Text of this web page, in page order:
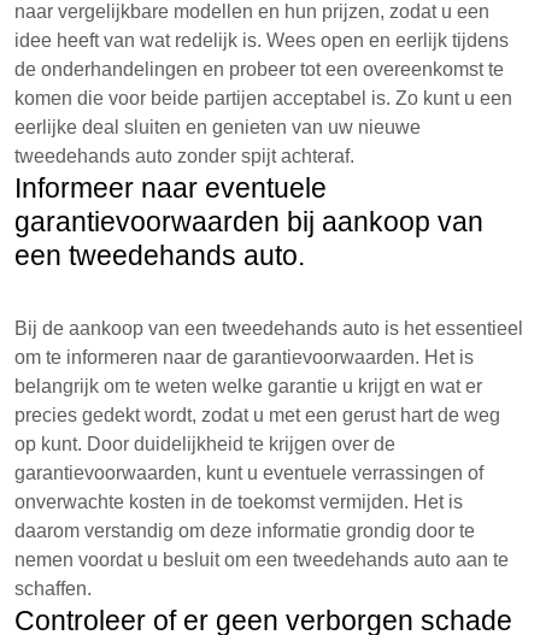
naar vergelijkbare modellen en hun prijzen, zodat u een
idee heeft van wat redelijk is. Wees open en eerlijk tijdens
de onderhandelingen en probeer tot een overeenkomst te
komen die voor beide partijen acceptabel is. Zo kunt u een
eerlijke deal sluiten en genieten van uw nieuwe
tweedehands auto zonder spijt achteraf.
Informeer naar eventuele
garantievoorwaarden bij aankoop van
een tweedehands auto.
Bij de aankoop van een tweedehands auto is het essentieel
om te informeren naar de garantievoorwaarden. Het is
belangrijk om te weten welke garantie u krijgt en wat er
precies gedekt wordt, zodat u met een gerust hart de weg
op kunt. Door duidelijkheid te krijgen over de
garantievoorwaarden, kunt u eventuele verrassingen of
onverwachte kosten in de toekomst vermijden. Het is
daarom verstandig om deze informatie grondig door te
nemen voordat u besluit om een tweedehands auto aan te
schaffen.
Controleer of er geen verborgen schade